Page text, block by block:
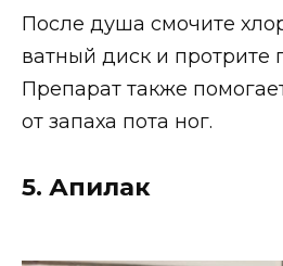
После душа смочите
ватный диск и
Препарат также
от запаха пота ног.
5. Апилак